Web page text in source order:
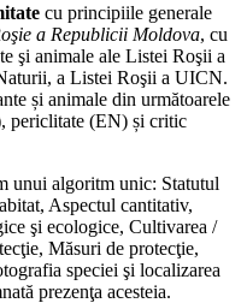
cu principiile generale
a Republicii Moldova, cu
şi animale ale Listei Roşii a
a Listei Roşii a UICN.
și animale din următoarele
periclitate (EN) și critic
unui algoritm unic: Statutul
Aspectul cantitativ,
şi ecologice, Cultivarea /
Măsuri de protecţie,
speciei şi localizarea
prezenţa acesteia.